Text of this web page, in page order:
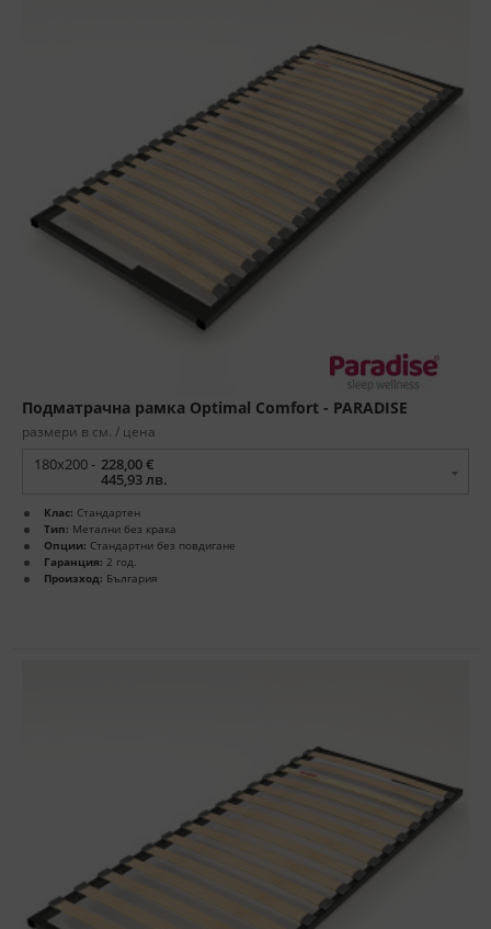
Подматрачна рамка Optimal Comfort - PARADISE
размери в см. / цена
180x200 - 228,00 €
445,93 лв.
Клас: Стандартен
Тип: Метални без крака
Опции: Стандартни без повдигане
Гаранция: 2 год.
Произход: България